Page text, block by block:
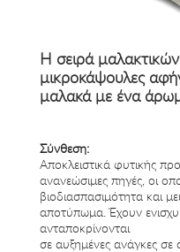
Η σειρά μαλακτικών
μικροκάψουλες
μαλακά με ένα
Σύνθεση:
Αποκλειστικά φυτικής
ανανεώσιμες πηγές, οι
βιοδιασπασιμότητα και
αποτύπωμα. Έχουν
ανταποκρίνονται
σε αυξημένες ανάγκες σε